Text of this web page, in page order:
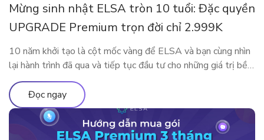
Mừng sinh nhật ELSA tròn 10 tuổi: Đặc quyền
UPGRADE Premium trọn đời chỉ 2.999K
10 năm khởi tạo là cột mốc vàng để ELSA và bạn cùng nhìn
lại hành trình đã qua và tiếp tục đầu tư cho những giá trị bền
vững. Nhân dịp kỷ niệm sinh nhật thập kỷ rực rỡ, ELSA
Speak mang đến đặc quyền nâng cấp lớn nhất từ trước đến
nay, dành […]
Đọc ngay